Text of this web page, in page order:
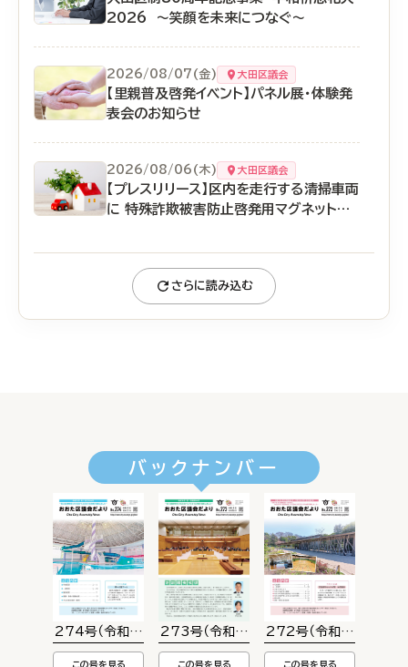
2026 ～笑顔を未来につなぐ～
2026/08/07(金) 大田区議会
【里親普及啓発イベント】パネル展・体験発
表会のお知らせ
2026/08/06(木) 大田区議会
【プレスリリース】区内を走行する清掃車両
に 特殊詐欺被害防止啓発用マグネットシ
さらに読み込む
バックナンバー
274号（令和８年第2回定例会号）
この号を見る
273号（令和８年第１回臨時会号）
この号を見る
272号（令和７年第２回
この号を見る